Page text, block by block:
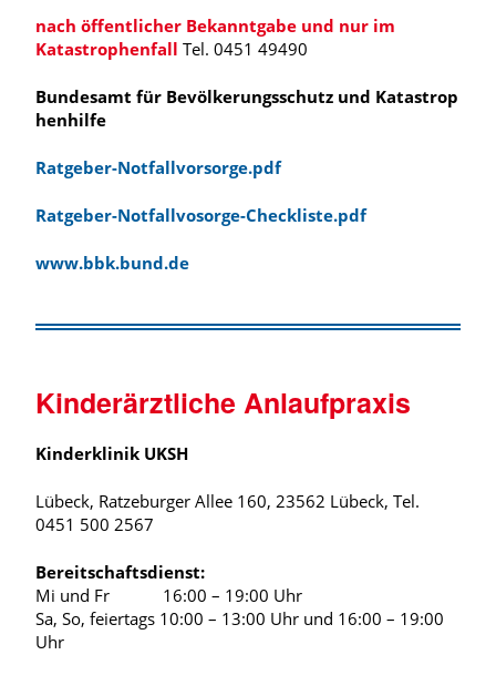
nach öffentlicher Bekanntgabe und nur im
Katastrophenfall Tel. 0451 49490
Bundesamt für Bevölkerungsschutz und Katastrop
henhilfe
Ratgeber-Notfallvorsorge.pdf
Ratgeber-Notfallvosorge-Checkliste.pdf
www.bbk.bund.de
Kinderärztliche Anlaufpraxis
Kinderklinik UKSH
Lübeck, Ratzeburger Allee 160, 23562 Lübeck, Tel.
0451 500 2567
Bereitschaftsdienst:
Mi und Fr 16:00 – 19:00 Uhr
Sa, So, feiertags 10:00 – 13:00 Uhr und 16:00 – 19:00
Uhr